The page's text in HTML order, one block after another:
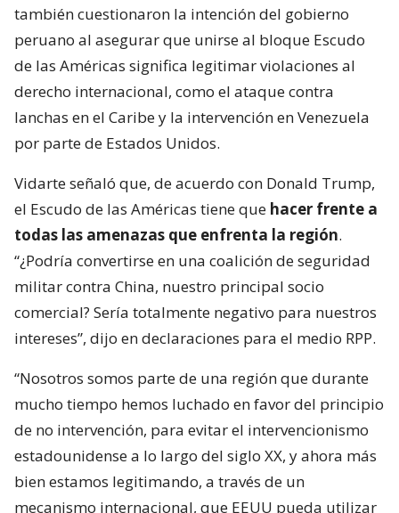
también cuestionaron la intención del gobierno
peruano al asegurar que unirse al bloque Escudo
de las Américas significa legitimar violaciones al
derecho internacional, como el ataque contra
lanchas en el Caribe y la intervención en Venezuela
por parte de Estados Unidos.
Vidarte señaló que, de acuerdo con Donald Trump,
el Escudo de las Américas tiene que hacer frente a
todas las amenazas que enfrenta la región.
“¿Podría convertirse en una coalición de seguridad
militar contra China, nuestro principal socio
comercial? Sería totalmente negativo para nuestros
intereses”, dijo en declaraciones para el medio RPP.
“Nosotros somos parte de una región que durante
mucho tiempo hemos luchado en favor del principio
de no intervención, para evitar el intervencionismo
estadounidense a lo largo del siglo XX, y ahora más
bien estamos legitimando, a través de un
mecanismo internacional, que EEUU pueda utilizar